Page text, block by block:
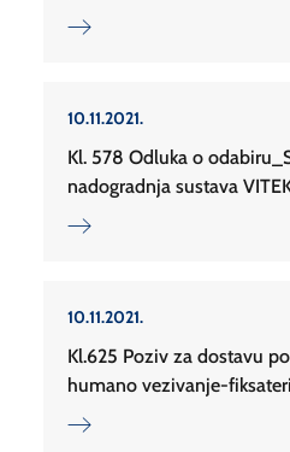
10.11.2021.
Kl. 578 Odluka o
nadogradnja sustava
10.11.2021.
Kl.625 Poziv za dostavu
humano vezivanje-fiksateri